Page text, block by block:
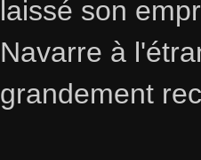
laissé son
Navarre à
grandement